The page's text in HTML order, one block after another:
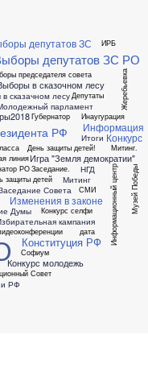
РФ
парламент
сказачном лесу
в сказочном лесу
депутатов ЗС
депутатов ЗС РО
председателя совета
линия
Губернатор
РО
защиты детей
День защиты детей!
Депутаты Жеребьевка
Думы
Совета
Заседание.
ИРБ
Игра "Земля демократии"
кампания
Изменения в законе
Инаугурация
Информационный центр
Информация
Итоги
РФ
Конкурс
Конкурс молодежь
Конкурс селфи
Конституция РФ
Совет
Митинг
Митинг.
Музей Победы
НГД
СМИ
Софиум
дата